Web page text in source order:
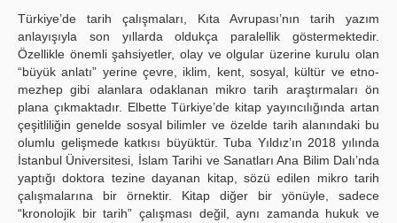
İletişim
Türkiye’de tarih çalışmaları, Kıta Avrupası’nın tarih yazım
anlayışıyla son yıllarda oldukça paralellik göstermektedir.
Özellikle önemli şahsiyetler, olay ve olgular üzerine kurulu olan
“büyük anlatı” yerine çevre, iklim, kent, sosyal, kültür ve etno-
mezhep gibi alanlara odaklanan mikro tarih araştırmaları ön
plana çıkmaktadır. Elbette Türkiye’de kitap yayıncılığında artan
çeşitliliğin genelde sosyal bilimler ve özelde tarih alanındaki bu
olumlu gelişmede katkısı büyüktür. Tuba Yıldız’ın 2018 yılında
İstanbul Üniversitesi, İslam Tarihi ve Sanatları Ana Bilim Dalı’nda
yaptığı doktora tezine dayanan kitap, sözü edilen mikro tarih
çalışmalarına bir örnektir. Kitap diğer bir yönüyle, sadece
“kronolojik bir tarih” çalışması değil, aynı zamanda hukuk ve